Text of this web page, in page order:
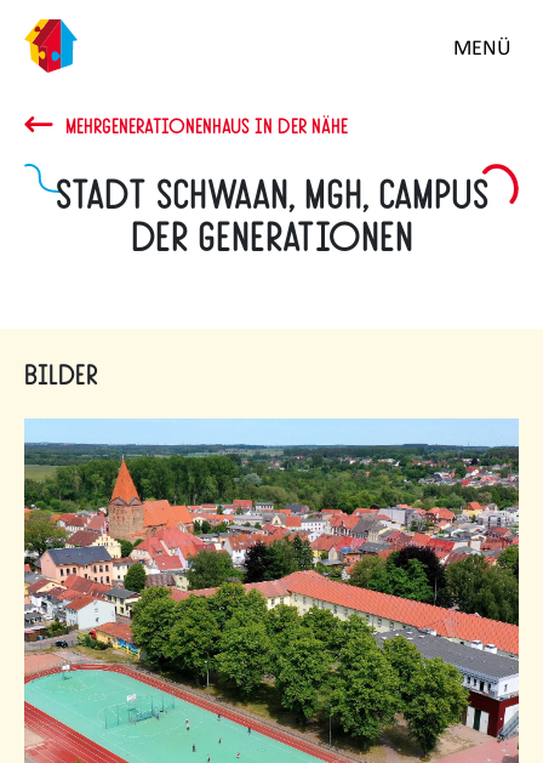
MENÜ
MEHRGENERATIONENHAUS IN DER NÄHE
Stadt Schwaan, MGH, Campus
der Generationen
Bilder